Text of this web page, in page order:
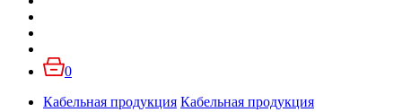
0
Кабельная продукция Кабельная продукция